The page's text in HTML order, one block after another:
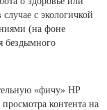
с экологичкой
(на фоне
бездымного
«фичу» HP
контента на